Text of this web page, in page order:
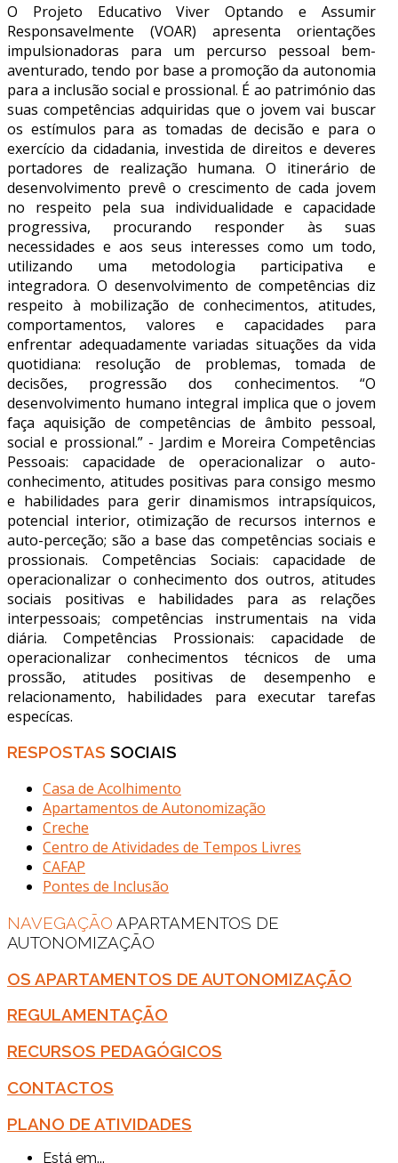
O Projeto Educativo Viver Optando e Assumir
Responsavelmente (VOAR) apresenta orientações
impulsionadoras para um percurso pessoal bem-
aventurado, tendo por base a promoção da autonomia
para a inclusão social e profissional. É ao património das
suas competências adquiridas que o jovem vai buscar
os estímulos para as tomadas de decisão e para o
exercício da cidadania, investida de direitos e deveres
portadores de realização humana. O itinerário de
desenvolvimento prevê o crescimento de cada jovem
no respeito pela sua individualidade e capacidade
progressiva, procurando responder às suas
necessidades e aos seus interesses como um todo,
utilizando uma metodologia participativa e
integradora. O desenvolvimento de competências diz
respeito à mobilização de conhecimentos, atitudes,
comportamentos, valores e capacidades para
enfrentar adequadamente variadas situações da vida
quotidiana: resolução de problemas, tomada de
decisões, progressão dos conhecimentos. “O
desenvolvimento humano integral implica que o jovem
faça aquisição de competências de âmbito pessoal,
social e profissional.” - Jardim e Moreira Competências
Pessoais: capacidade de operacionalizar o auto-
conhecimento, atitudes positivas para consigo mesmo
e habilidades para gerir dinamismos intrapsíquicos,
potencial interior, otimização de recursos internos e
auto-perceção; são a base das competências sociais e
profissionais. Competências Sociais: capacidade de
operacionalizar o conhecimento dos outros, atitudes
sociais positivas e habilidades para as relações
interpessoais; competências instrumentais na vida
diária. Competências Profissionais: capacidade de
operacionalizar conhecimentos técnicos de uma
profissão, atitudes positivas de desempenho e
relacionamento, habilidades para executar tarefas
específicas.
RESPOSTAS SOCIAIS
Casa de Acolhimento
Apartamentos de Autonomização
Creche
Centro de Atividades de Tempos Livres
CAFAP
Pontes de Inclusão
NAVEGAÇÃO APARTAMENTOS DE
AUTONOMIZAÇÃO
OS APARTAMENTOS DE AUTONOMIZAÇÃO
REGULAMENTAÇÃO
RECURSOS PEDAGÓGICOS
CONTACTOS
PLANO DE ATIVIDADES
Está em...